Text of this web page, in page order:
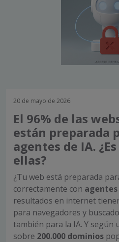
20 de mayo de 2026
El 96% de las
están preparada
agentes de IA.
ellas?
¿Tu web está preparada
correctamente con agentes
resultados en internet
para navegadores y
también para la IA. Y según
sobre 200.000 dominios